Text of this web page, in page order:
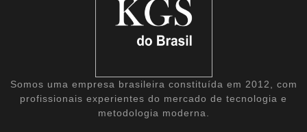
Somos uma empresa brasileira constituída em 2012, com
profissionais experientes do mercado de tecnologia e
metodologia moderna.